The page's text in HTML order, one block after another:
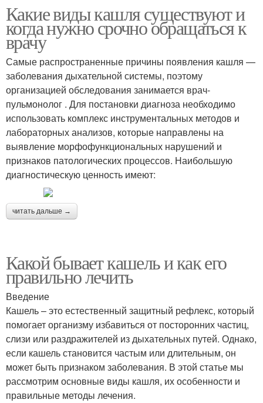
Какие виды кашля существуют и
когда нужно срочно обращаться к
врачу
Самые распространенные причины появления кашля —
заболевания дыхательной системы, поэтому
организацией обследования занимается врач-
пульмонолог . Для постановки диагноза необходимо
использовать комплекс инструментальных методов и
лабораторных анализов, которые направлены на
выявление морфофункциональных нарушений и
признаков патологических процессов. Наибольшую
диагностическую ценность имеют:
читать дальше →
Какой бывает кашель и как его
правильно лечить
Введение
Кашель – это естественный защитный рефлекс, который
помогает организму избавиться от посторонних частиц,
слизи или раздражителей из дыхательных путей. Однако,
если кашель становится частым или длительным, он
может быть признаком заболевания. В этой статье мы
рассмотрим основные виды кашля, их особенности и
правильные методы лечения.